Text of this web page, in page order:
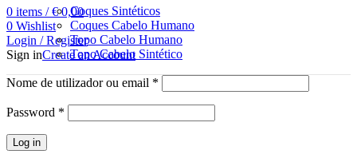
0 items / €0,00
0 Wishlist
Login / Register
Sign inCreate an Account
Nome de utilizador ou email *
Password *
Log in
Coques Sintéticos
Coques Cabelo Humano
Topo Cabelo Humano
Topo Cabelo Sintético